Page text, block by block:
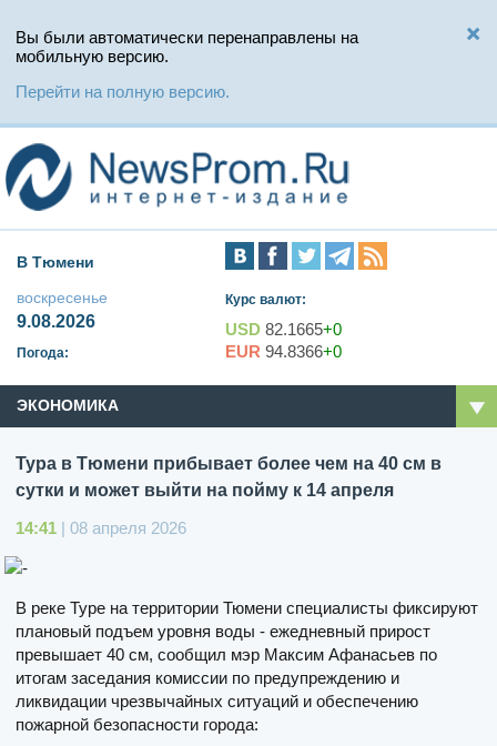
Вы были автоматически перенаправлены на
мобильную версию.
Перейти на полную версию.
В Тюмени
воскресенье
9.08.2026
Погода:
Курс валют:
USD 82.1665+0
EUR 94.8366+0
ЭКОНОМИКА
Тура в Тюмени прибывает более чем на 40 см в
сутки и может выйти на пойму к 14 апреля
14:41 | 08 апреля 2026
В реке Туре на территории Тюмени специалисты фиксируют
плановый подъем уровня воды - ежедневный прирост
превышает 40 см, сообщил мэр Максим Афанасьев по
итогам заседания комиссии по предупреждению и
ликвидации чрезвычайных ситуаций и обеспечению
пожарной безопасности города: